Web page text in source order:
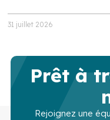
31 juillet 2026
Prêt à
Rejoignez une